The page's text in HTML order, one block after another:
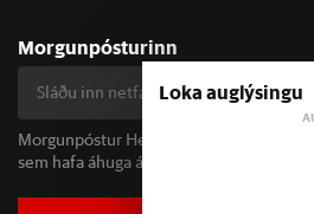
Morgunpósturinn
Morgunpóstur Heimildarinnar berst alla
sem hafa áhuga á fréttum og
Loka auglýsingu